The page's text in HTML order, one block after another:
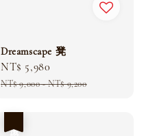
Dreamscape 凳
Sale
price
NT$ 5,980
price
NT$ 9,000-NT$ 9,200